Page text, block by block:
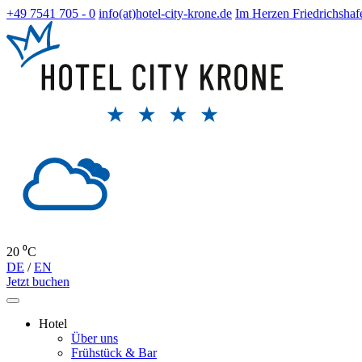
+49 7541 705 - 0 info(at)hotel-city-krone.de Im Herzen
20 ⁰C
DE /EN
Jetzt buchen
Hotel
Über uns
Frühstück & Bar